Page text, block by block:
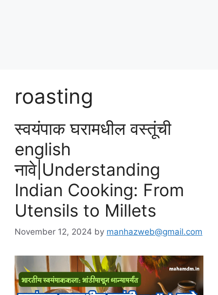
roasting
स्वयंपाक घरामधील वस्तूंची
english
नावे|Understanding
Indian Cooking: From
Utensils to Millets
November 12, 2024 by manhazweb@gmail.com